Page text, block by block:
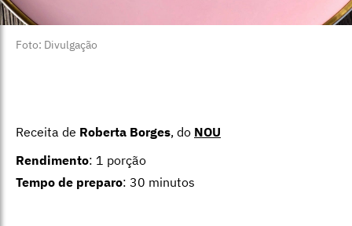
Foto: Divulgação
Receita de Roberta Borges, do NOU
Rendimento: 1 porção
Tempo de preparo: 30 minutos